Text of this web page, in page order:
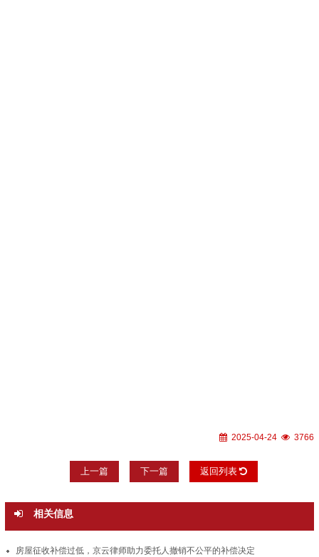
2025-04-24 3766
上一篇 下一篇 返回列表
相关信息
房屋征收补偿过低，京云律师助力委托人撤销不公平的补偿决定